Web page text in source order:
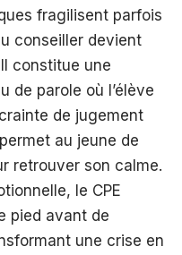
fragilisent parfois
conseiller devient
constitue une
de parole où l’élève
de jugement
au jeune de
retrouver son calme.
le CPE
pied avant de
une crise en